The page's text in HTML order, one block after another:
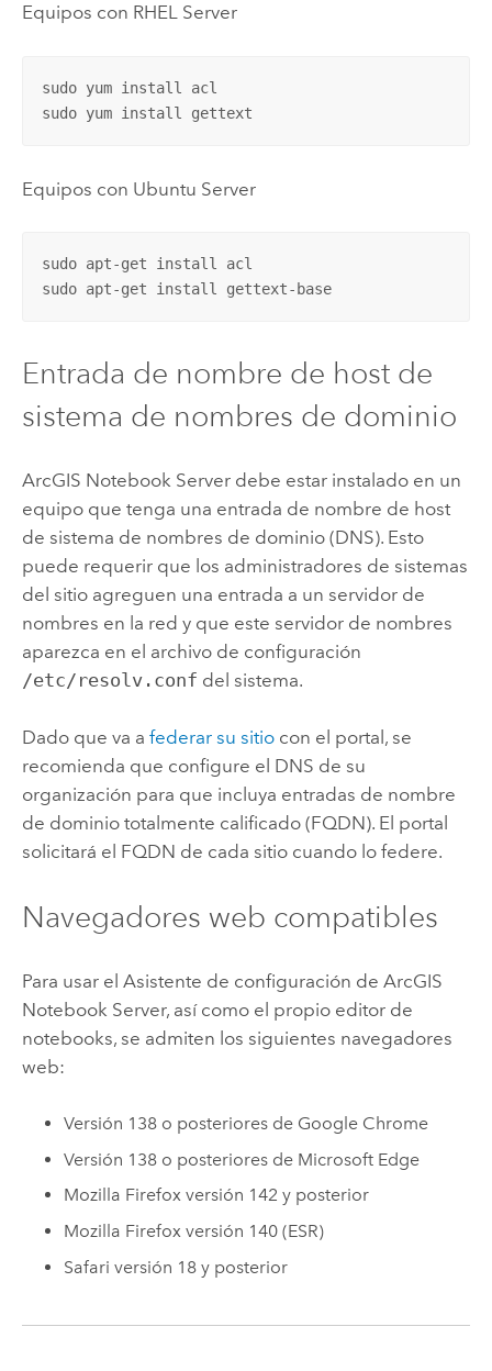
Equipos con RHEL Server
sudo yum install acl
sudo yum install gettext
Equipos con Ubuntu Server
sudo apt-get install acl
sudo apt-get install gettext-base
Entrada de nombre de host de
sistema de nombres de dominio
ArcGIS Notebook Serverdebe estar instalado en un
equipo que tenga una entrada de nombre de host
de sistema de nombres de dominio (DNS). Esto
puede requerir que los administradores de sistemas
del sitio agreguen una entrada a un servidor de
nombres en la red y que este servidor de nombres
aparezca en el archivo de configuración
/etc/resolv.conf del sistema.
Dado que va a federar su sitiocon el portal, se
recomienda que configure el DNS de su
organización para que incluya entradas de nombre
de dominio totalmente calificado (FQDN). El portal
solicitará el FQDN de cada sitio cuando lo federe.
Navegadores web compatibles
Para usar el Asistente de configuración de ArcGIS
Notebook Server, así como el propio editor de
notebooks, se admiten los siguientes navegadores
web:
Versión 138 o posteriores de Google Chrome
Versión 138 o posteriores de Microsoft Edge
Mozilla Firefox versión 142 y posterior
Mozilla Firefox versión 140 (ESR)
Safari versión 18 y posterior